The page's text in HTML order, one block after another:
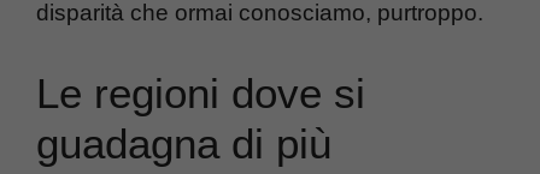
disparità che ormai conosciamo, purtroppo.
Le regioni dove si
guadagna di più